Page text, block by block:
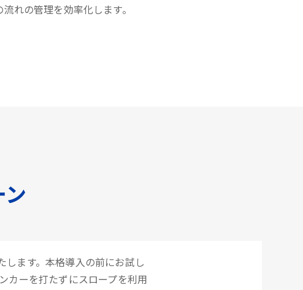
流れの管理を効率化します。
ます。本格導入の前にお試し
カーを打たずにスロープを利用